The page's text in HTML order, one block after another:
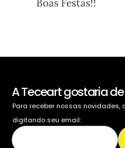
Boas Festas!!
A Teceart gostaria
Para receber nossas
digitando seu email: